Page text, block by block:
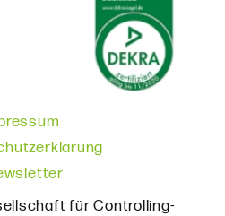
für Controlling-